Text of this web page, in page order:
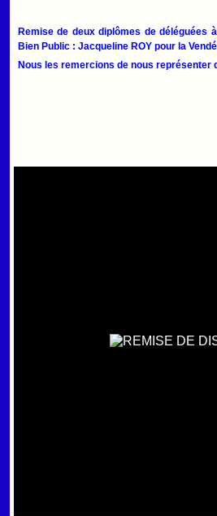
Remise de deux diplômes de déléguées
Bien Public : Jacqueline ROY pour la
Nous les remercions de nous représenter